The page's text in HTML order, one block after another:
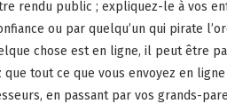
rendu public ; expliquez-le à vos
ou par quelqu’un qui pirate
chose est en ligne, il peut être
tout ce que vous envoyez en
en passant par vos grands-